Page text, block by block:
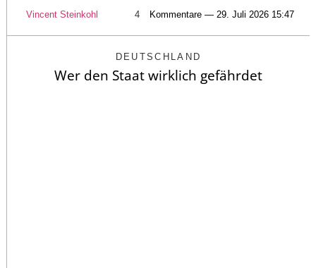
Vincent Steinkohl 4 Kommentare — 29. Juli 2026 15:47
DEUTSCHLAND
Wer den Staat wirklich gefährdet